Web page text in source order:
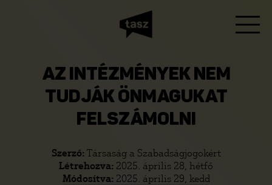
AZ INTÉZMÉNYEK NEM
TUDJÁK ÖNMAGUKAT
FELSZÁMOLNI
Szerző: Társaság a Szabadságjogokért
Létrehozva: 2025. április 28, hétfő
Módosítva: 2025. április 29, kedd